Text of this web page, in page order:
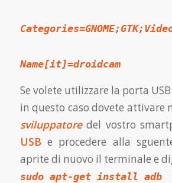
Name[it]=droidcam
Se volete utilizzare la porta
in questo caso dovete attivare
sviluppatore del vostro
USB e procedere alla
aprite di nuovo il terminale e
sudo apt-get install adb